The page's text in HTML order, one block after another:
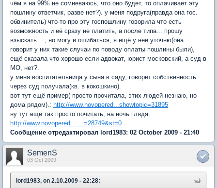
чём я на 99% не сомневаюсь, что оно будет, то оплачивает эту
пошлину ответчик, разве нет?). у меня подруга(правда она гос.
обвинитель) что-то про эту госпошлину говорила что есть
возможность и её сразу не платить, а после типа... прошу
взыскать ..., но могу и ошибаться, я ещё у неё уточню(она
говорит у них такие случаи по поводу оплаты пошлины были),
ещё сказала что хорошо если адвокат, юрист московский, а суд в
МО, нет?.
у меня воспитательница у сына в саду, говорит собственность
через суд получала(кв. в кокошкино).
вот тут ещё пример( просто прочитала, этих людей незнаю, но
дома рядом).: http://www.novopered...showtopic=31895
ну тут ещё так просто почитать, на ночь глядя:
http://www.novopered.......=28749&st=0
Сообщение отредактировал lord1983: 02 October 2009 - 21:40
SemenS
03 Oct 2009
lord1983, on 2.10.2009 - 22:28: